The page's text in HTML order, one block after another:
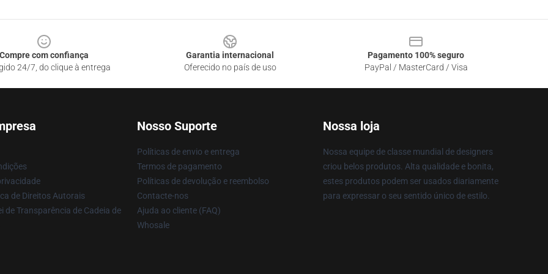
Compre com confiança
24/7, do clique à entrega
Garantia internacional
Oferecido no país de uso
Pagamento 100% seguro
PayPal / MasterCard / Visa
de Direitos Autorais
de Transparência de Cadeia de
Nosso Suporte
Políticas de envio e entrega
Termos de pagamento
Políticas de devolução e reembolso
Contacte-nos
Ajuda ao cliente (FAQ)
Whosale
Nossa loja
Nossa equipe de classe mundial de designers
criou belos produtos. Alta qualidade e bonita,
estes produtos podem ser usados diariamente
para expressar o seu sentido único de estilo.